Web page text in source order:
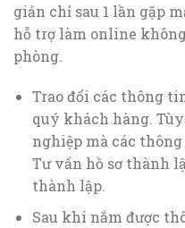
giản chỉ sau 1 lần gặp
hỗ trợ làm online
phòng.
Trao đổi các thông
quý khách hàng.
nghiệp mà các
Tư vấn hồ sơ thành
thành lập.
Sau khi nắm được